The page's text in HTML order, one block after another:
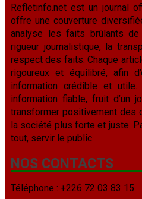
Refletinfo.net est un journal
offre une couverture
analyse les faits brûlants
rigueur journalistique, la
respect des faits. Chaque
rigoureux et équilibré, afin
information crédible et utile.
information fiable, fruit d’un
transformer positivement des
la société plus forte et juste.
tout, servir le public.
NOS CONTACTS
Téléphone : +226 72 03 83 15